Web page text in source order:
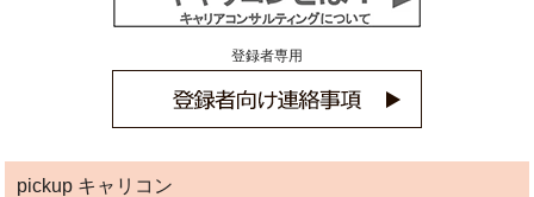
登録者専用
pickup キャリコン